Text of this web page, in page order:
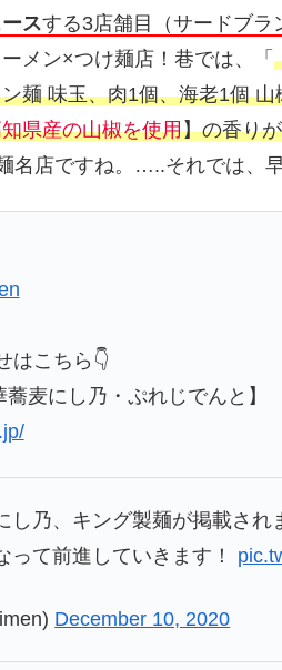
スする3店舗目（サードブラ
メン×つけ麺店！巷では、「
麺 味玉、肉1個、海老1個
県産の山椒を使用】の香り
名店ですね。…..それでは、
はこちら👇
麦にし乃・ぷれじでんと】
し乃、キング製麺が掲載され
って前進していきます！
December 10, 2020